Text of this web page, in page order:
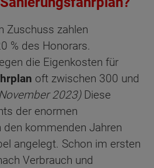
Zuschuss zahlen
% des Honorars.
die Eigenkosten für
oft zwischen 300 und
2023)Diese
der enormen
den kommenden Jahren
angelegt. Schon im ersten
Verbrauch und